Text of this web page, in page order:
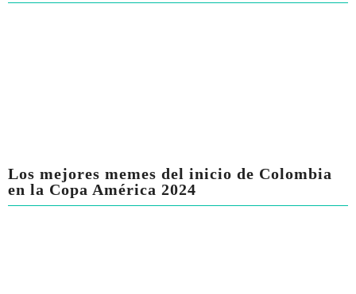
Los mejores memes del inicio de Colombia
en la Copa América 2024